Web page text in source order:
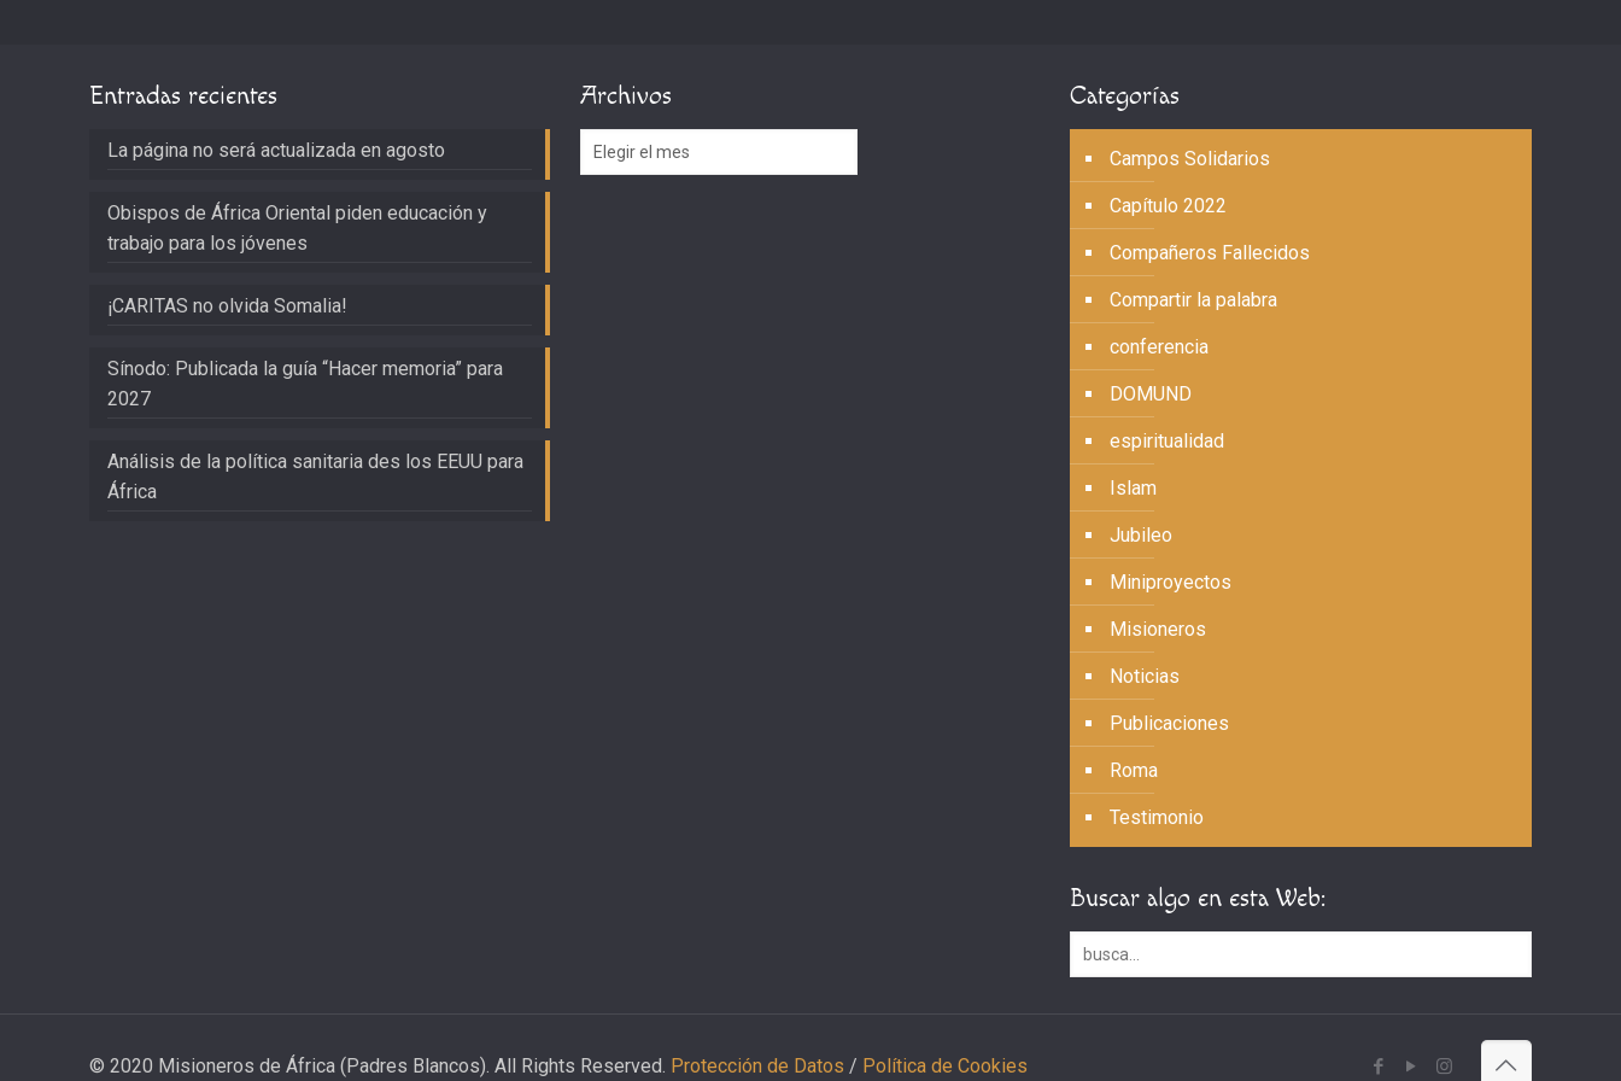
Entradas recientes
La página no será actualizada en agosto
Obispos de África Oriental piden educación y
trabajo para los jóvenes
¡CARITAS no olvida Somalia!
Sínodo: Publicada la guía “Hacer memoria” para
2027
Análisis de la política sanitaria des los EEUU para
África
Archivos
Archivos
Categorías
Campos Solidarios
Capítulo 2022
Compañeros Fallecidos
Compartir la palabra
conferencia
DOMUND
espiritualidad
Islam
Jubileo
Miniproyectos
Misioneros
Noticias
Publicaciones
Roma
Testimonio
Buscar algo en esta Web:
© 2020 Misioneros de África (Padres Blancos). All Rights Reserved. Protección de Datos / Política de Cookies